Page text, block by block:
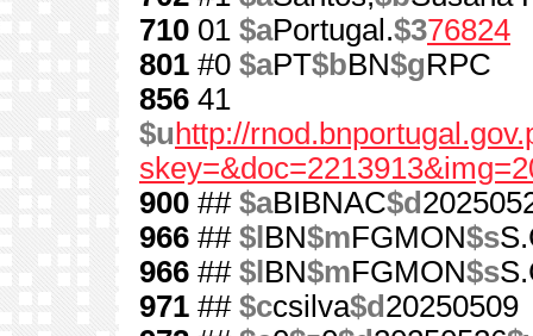
710 01 $aPortugal.$376824
801 #0 $aPT$bBN$gRPC
856 41
$u http://
900 ## $aBIBNAC$d
966 ## $l BN$mFGMON$s
966 ## $l BN$mFGMON$s
971 ## $ccsilva$d 20250509